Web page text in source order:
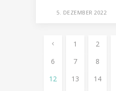
5. DEZEMBER 2022
1 2
6
7 8
12
13 14